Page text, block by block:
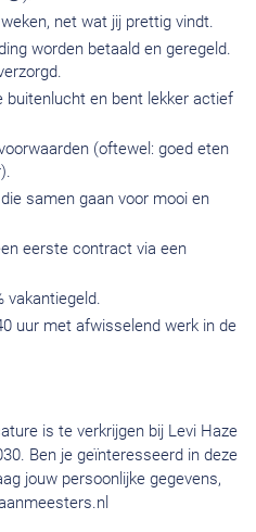
net wat jij prettig vindt.
worden betaald en geregeld.
buitenlucht en bent lekker actief
(oftewel: goed eten
samen gaan voor mooi en
eerste contract via een
vakantiegeld.
uur met afwisselend werk in de
is te verkrijgen bij Levi Haze
Ben je geïnteresseerd in deze
jouw persoonlijke gegevens,